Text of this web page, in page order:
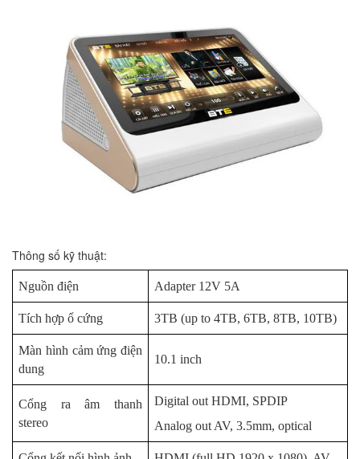
Thông số kỹ thuật:
Nguồn điện Adapter 12V 5A
Tích hợp ổ cứng 3TB (up to 4TB, 6TB, 8TB, 10TB)
Màn hình cảm ứng điện
dung
10.1 inch
Cổng ra âm thanh
stereo
Digital out HDMI, SPDIP
Analog out AV, 3.5mm, optical